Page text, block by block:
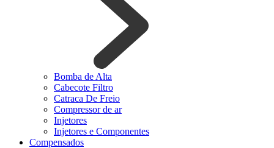
Bomba de Alta
Cabecote Filtro
Catraca De Freio
Compressor de ar
Injetores
Injetores e Componentes
Compensados